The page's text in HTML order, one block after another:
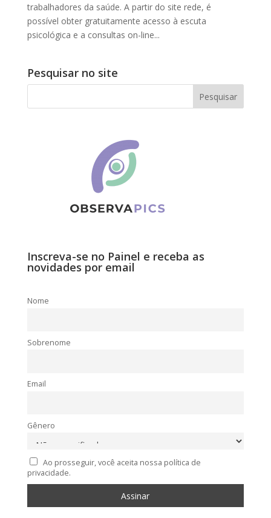
trabalhadores da saúde. A partir do site rede, é
possível obter gratuitamente acesso à escuta
psicológica e a consultas on-line...
Pesquisar no site
Inscreva-se no Painel e receba as
novidades por email
Nome
Sobrenome
Email
Gênero
Ao prosseguir, você aceita nossa política de
privacidade.